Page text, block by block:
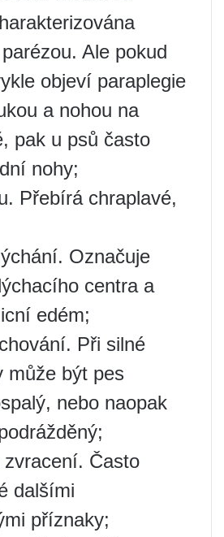
Ale pokud
objeví paraplegie
a nohou na
pak u psů často
nohy;
Přebírá chraplavé,
Označuje
centra a
edém;
Při silné
může být pes
nebo naopak
zvracení. Často
dalšími
příznaky;